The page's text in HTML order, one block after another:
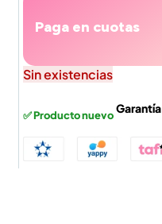
Paga en cuotas
Sin existencias
✅ Producto nuevoGarantía